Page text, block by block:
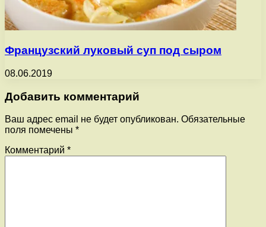
Французский луковый суп под сыром
08.06.2019
Добавить комментарий
Ваш адрес email не будет опубликован. Обязательные
поля помечены *
Комментарий *